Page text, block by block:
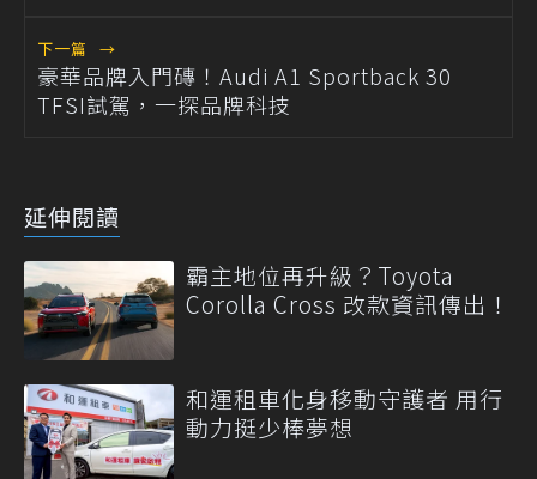
下一篇 →
豪華品牌入門磚！Audi A1 Sportback 30
TFSI試駕，一探品牌科技
延伸閱讀
霸主地位再升級？Toyota
Corolla Cross 改款資訊傳出！
和運租車化身移動守護者 用行
動力挺少棒夢想